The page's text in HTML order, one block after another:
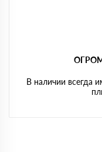
В наличии всегда